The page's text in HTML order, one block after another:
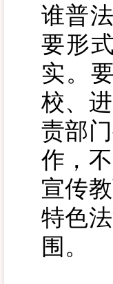
谁普
要形
实。
校、
责部
作，
宣传
特色
围。